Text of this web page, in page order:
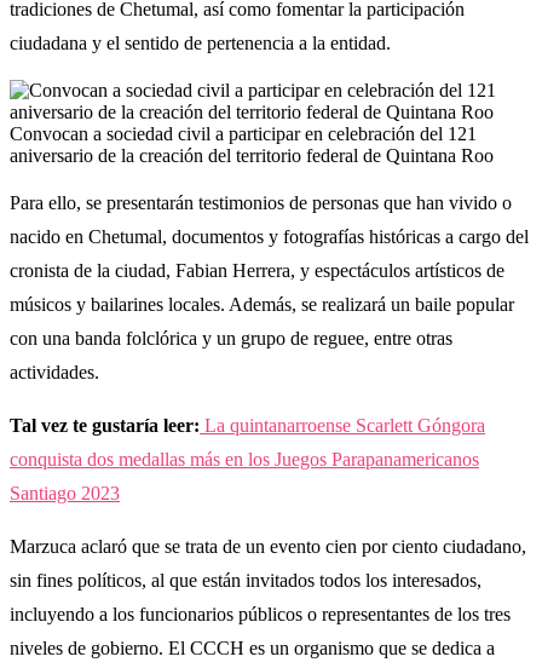
tradiciones de Chetumal, así como fomentar la participación
ciudadana y el sentido de pertenencia a la entidad.
Convocan a sociedad civil a participar en celebración del 121
aniversario de la creación del territorio federal de Quintana Roo
Para ello, se presentarán testimonios de personas que han vivido o
nacido en Chetumal, documentos y fotografías históricas a cargo del
cronista de la ciudad, Fabian Herrera, y espectáculos artísticos de
músicos y bailarines locales. Además, se realizará un baile popular
con una banda folclórica y un grupo de reguee, entre otras
actividades.
Tal vez te gustaría leer: La quintanarroense Scarlett Góngora
conquista dos medallas más en los Juegos Parapanamericanos
Santiago 2023
Marzuca aclaró que se trata de un evento cien por ciento ciudadano,
sin fines políticos, al que están invitados todos los interesados,
incluyendo a los funcionarios públicos o representantes de los tres
niveles de gobierno. El CCCH es un organismo que se dedica a